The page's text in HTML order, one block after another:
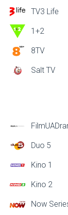
TV3 Life
1+2
8TV
Salt TV
Duo 5
Kino 1
Kino 2
Now